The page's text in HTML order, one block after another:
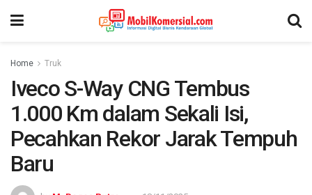
Home Truk
Iveco S-Way CNG Tembus
1.000 Km dalam Sekali Isi,
Pecahkan Rekor Jarak Tempuh
Baru